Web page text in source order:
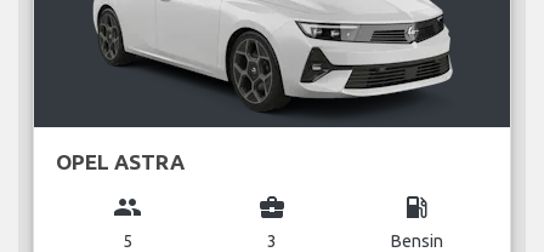
OPEL ASTRA
group
5
business_center
3
local_gas_station
Bensin